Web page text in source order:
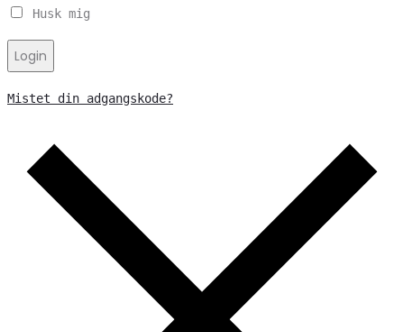
Husk mig
Login
Mistet din adgangskode?